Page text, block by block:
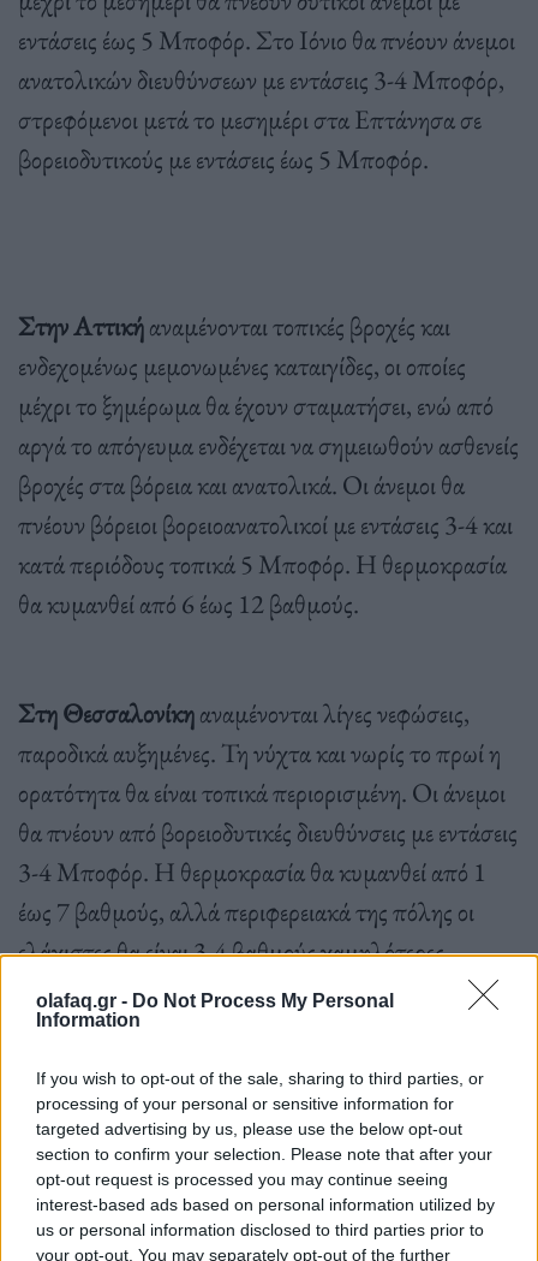
olafaq.gr - Do Not Process My Personal
Information
If you wish to opt-out of the sale, sharing to third parties, or
processing of your personal or sensitive information for
targeted advertising by us, please use the below opt-out
section to confirm your selection. Please note that after your
opt-out request is processed you may continue seeing
interest-based ads based on personal information utilized by
us or personal information disclosed to third parties prior to
your opt-out. You may separately opt-out of the further
εντάσεις έως 5 Μποφόρ. Στο Ιόνιο θα πνέουν άνεμοι
ανατολικών διευθύνσεων με εντάσεις 3-4 Μποφόρ,
στρεφόμενοι μετά το μεσημέρι στα Επτάνησα σε
βορειοδυτικούς με εντάσεις έως 5 Μποφόρ.
Στην Αττικήαναμένονται τοπικές βροχές και
ενδεχομένως μεμονωμένες καταιγίδες, οι οποίες
μέχρι το ξημέρωμα θα έχουν σταματήσει, ενώ από
αργά το απόγευμα ενδέχεται να σημειωθούν ασθενείς
βροχές στα βόρεια και ανατολικά. Οι άνεμοι θα
πνέουν βόρειοι βορειοανατολικοί με εντάσεις 3-4 και
κατά περιόδους τοπικά 5 Μποφόρ. Η θερμοκρασία
θα κυμανθεί από 6 έως 12 βαθμούς.
Στη Θεσσαλονίκηαναμένονται λίγες νεφώσεις,
παροδικά αυξημένες. Τη νύχτα και νωρίς το πρωί η
ορατότητα θα είναι τοπικά περιορισμένη. Οι άνεμοι
θα πνέουν από βορειοδυτικές διευθύνσεις με εντάσεις
3-4 Μποφόρ. Η θερμοκρασία θα κυμανθεί από 1
έως 7 βαθμούς, αλλά περιφερειακά της πόλης οι
ελάχιστες θα είναι 3-4 βαθμούς χαμηλότερες.
Πηγή: ΑΠΕ-ΜΠΕ